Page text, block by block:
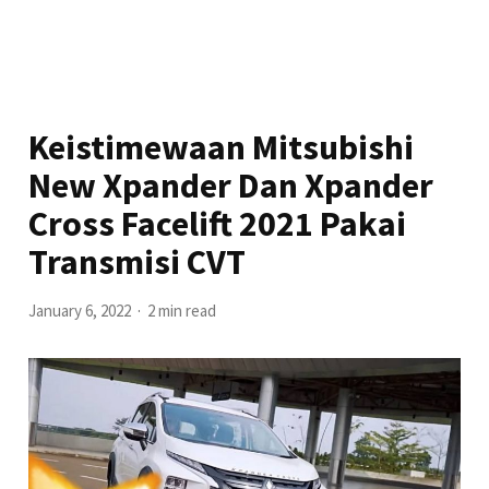
Keistimewaan Mitsubishi
New Xpander Dan Xpander
Cross Facelift 2021 Pakai
Transmisi CVT
January 6, 2022 2 min read